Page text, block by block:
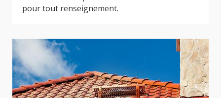
pour tout renseignement.